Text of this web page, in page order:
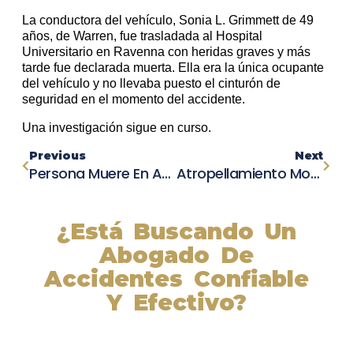
La conductora del vehículo, Sonia L. Grimmett de 49
años, de Warren, fue trasladada al Hospital
Universitario en Ravenna con heridas graves y más
tarde fue declarada muerta. Ella era la única ocupante
del vehículo y no llevaba puesto el cinturón de
seguridad en el momento del accidente.
Una investigación sigue en curso.
Previous
Persona Muere En Accidente Laboral En Indio
Next
Atropellamiento Mortal En La Salida De La I-580 En Isabel Avenue
¿Está Buscando Un
Abogado De
Accidentes Confiable
Y Efectivo?